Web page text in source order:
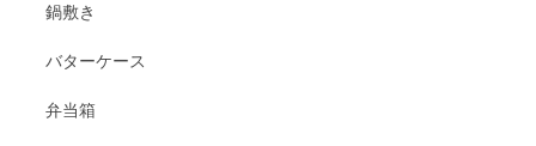
鍋敷き
バターケース
弁当箱